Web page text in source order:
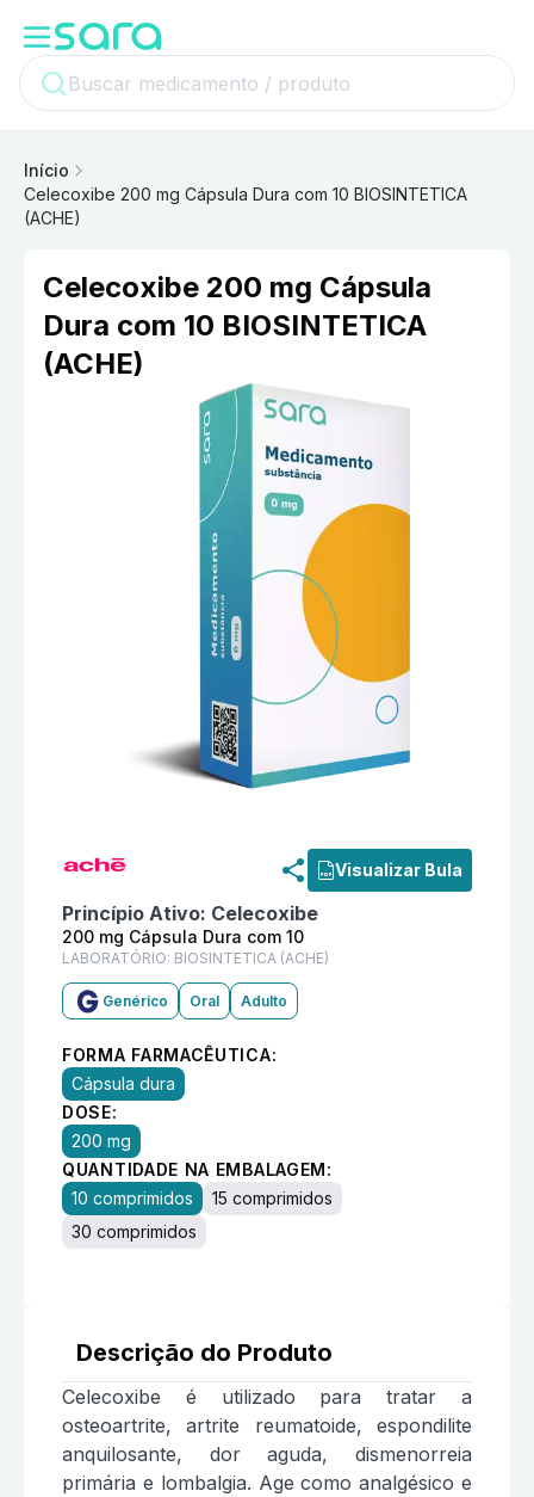
Início
Celecoxibe 200 mg Cápsula Dura com 10 BIOSINTETICA
(ACHE)
Celecoxibe 200 mg Cápsula
Dura com 10 BIOSINTETICA
(ACHE)
Visualizar Bula
Princípio Ativo: Celecoxibe
200 mg Cápsula Dura com 10
LABORATÓRIO: BIOSINTETICA (ACHE)
Genérico Oral Adulto
FORMA FARMACÊUTICA:
Cápsula dura
DOSE:
200 mg
QUANTIDADE NA EMBALAGEM:
10 comprimidos
15 comprimidos
30 comprimidos
Descrição do Produto
Celecoxibe é utilizado para tratar a
osteoartrite, artrite reumatoide, espondilite
anquilosante, dor aguda, dismenorreia
primária e lombalgia. Age como analgésico e